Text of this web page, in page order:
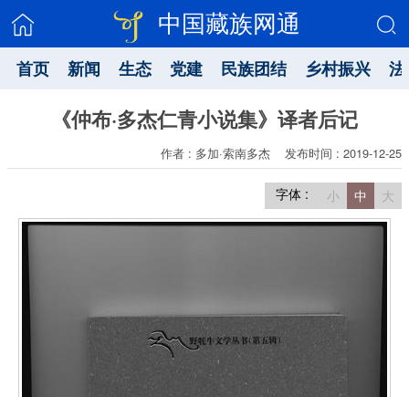
中国藏族网通
首页 新闻 生态 党建 民族团结 乡村振兴
《仲布·多杰仁青小说集》译者后记
作者 : 多加·索南多杰 发布时间 : 2019-12-25
字体 : 小 中 大